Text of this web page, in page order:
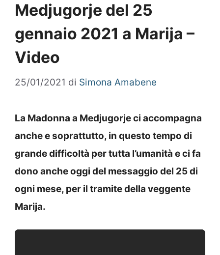
Medjugorje del 25
gennaio 2021 a Marija –
Video
25/01/2021 di Simona Amabene
La Madonna a Medjugorje ci accompagna
anche e soprattutto, in questo tempo di
grande difficoltà per tutta l’umanità e ci fa
dono anche oggi del messaggio del 25 di
ogni mese, per il tramite della veggente
Marija.